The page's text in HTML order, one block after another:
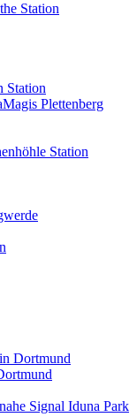
Station
Station
Plettenberg
Station
Dortmund
Signal Iduna Park